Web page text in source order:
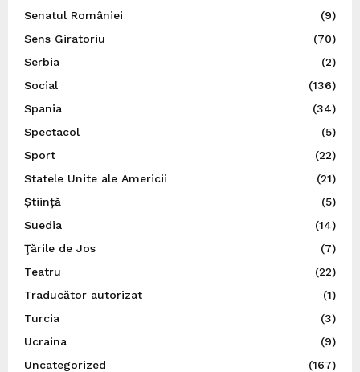
Senatul României
(9)
Sens Giratoriu
(70)
Serbia
(2)
Social
(136)
Spania
(34)
Spectacol
(5)
Sport
(22)
Statele Unite ale Americii
(21)
Știință
(5)
Suedia
(14)
Ţările de Jos
(7)
Teatru
(22)
Traducător autorizat
(1)
Turcia
(3)
Ucraina
(9)
Uncategorized
(167)